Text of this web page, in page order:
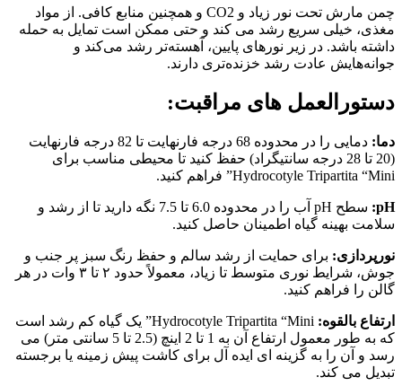
چمن مارش تحت نور زیاد و CO2 و همچنین منابع کافی. از مواد
مغذی، خیلی سریع رشد می کند و حتی ممکن است تمایل به حمله
داشته باشد. در زیر نورهای پایین، آهسته‌تر رشد می‌کند و
جوانه‌هایش عادت رشد خزنده‌تری دارند.
دستورالعمل های مراقبت:
دما:
دمایی را در محدوده 68 درجه فارنهایت تا 82 درجه فارنهایت
(20 تا 28 درجه سانتیگراد) حفظ کنید تا محیطی مناسب برای
Hydrocotyle Tripartita “Mini” فراهم کنید.
pH:
سطح pH آب را در محدوده 6.0 تا 7.5 نگه دارید تا از رشد و
سلامت بهینه گیاه اطمینان حاصل کنید.
نورپردازی: برای حمایت از رشد سالم و حفظ رنگ سبز پر جنب و
جوش، شرایط نوری متوسط ​​تا زیاد، معمولاً حدود ۲ تا ۳ وات در هر
گالن را فراهم کنید.
ارتفاع بالقوه:
Hydrocotyle Tripartita “Mini” یک گیاه کم رشد است
که به طور معمول ارتفاع آن به 1 تا 2 اینچ (2.5 تا 5 سانتی متر) می
رسد و آن را به گزینه ای ایده آل برای کاشت پیش زمینه یا برجسته
تبدیل می کند.